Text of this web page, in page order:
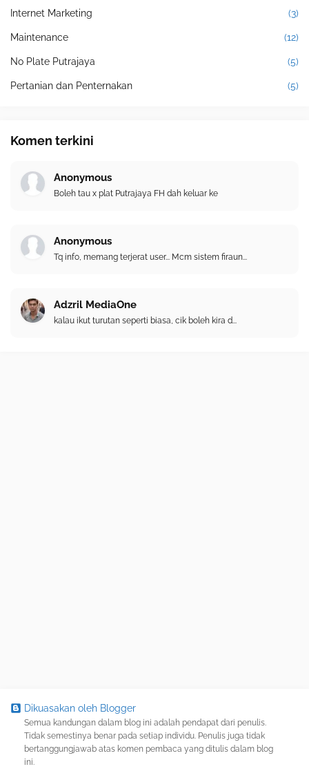
Internet Marketing (3)
Maintenance (12)
No Plate Putrajaya (5)
Pertanian dan Penternakan (5)
Komen terkini
Anonymous
Boleh tau x plat Putrajaya FH dah keluar ke
Anonymous
Tq info, memang terjerat user... Mcm sistem firaun...
Adzril MediaOne
kalau ikut turutan seperti biasa, cik boleh kira d...
Dikuasakan oleh Blogger
Semua kandungan dalam blog ini adalah pendapat dari penulis.
Tidak semestinya benar pada setiap individu. Penulis juga tidak
bertanggungjawab atas komen pembaca yang ditulis dalam blog
ini.